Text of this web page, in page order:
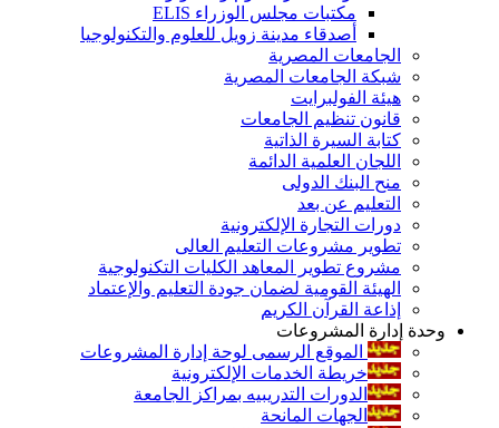
مكتبات مجلس الوزراء ELIS
أصدقاء مدينة زويل للعلوم والتكنولوجيا
الجامعات المصرية
شبكة الجامعات المصرية
هيئة الفولبرايت
قانون تنظيم الجامعات
كتابة السيرة الذاتية
اللجان العلمية الدائمة
منح البنك الدولى
التعليم عن بعد
دورات التجارة الإلكترونية
تطوير مشروعات التعليم العالى
مشروع تطوير المعاهد الكليات التكنولوجية
الهيئة القومية لضمان جودة التعليم والإعتماد
إذاعة القرآن الكريم
وحدة إدارة المشروعات
الموقع الرسمى لوحة إدارة المشروعات
خريطة الخدمات الإلكترونية
الدورات التدريبيه بمراكز الجامعة
الجهات المانحة